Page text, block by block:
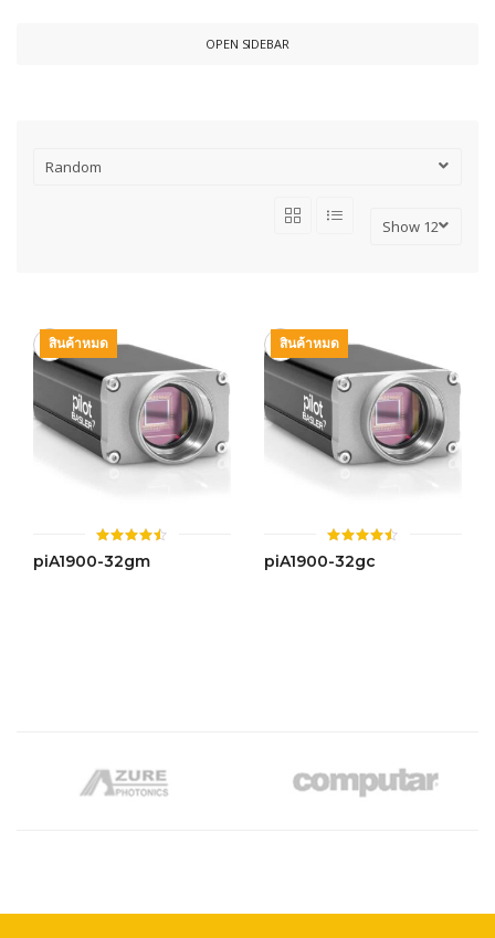
OPEN SIDEBAR
สินค้าหมด
ให้
คะแนน
piA1900-32gm
สินค้าหมด
ให้
คะแนน
piA1900-32gc